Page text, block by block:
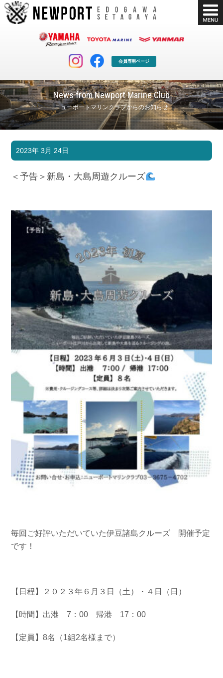
会員専用ページ
News from Newport Marine Club
ニューポートマリンクラブからのお知らせ
マリンクラブ
マリンライフを堪能したい！
ボート販売
ボート免許
長年の実績と信頼！
シースタイル
Shop Info.
お問い合わせ
Contact us
採用情報 リンク集
Link
2023年 3月 24日
＜予告＞新島・大島周遊クルーズ
毎回ご好評いただいていた伊豆諸島クルーズ 開催予定
です！
【日程】２０２３年６月３日（土）・４日（日）
【時間】出港 7：00 帰港 17：00
【定員】8名（1組2名様まで）